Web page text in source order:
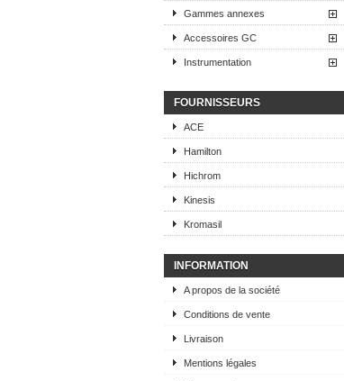
Gammes annexes
Accessoires GC
Instrumentation
FOURNISSEURS
ACE
Hamilton
Hichrom
Kinesis
Kromasil
INFORMATION
A propos de la société
Conditions de vente
Livraison
Mentions légales